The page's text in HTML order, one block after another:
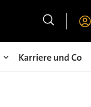
Karriere und Co